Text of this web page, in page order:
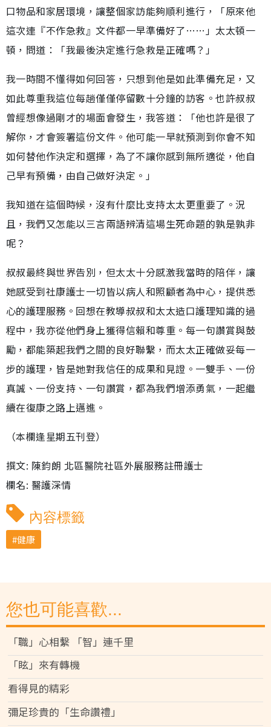
口物品和家居環境，讓整個家訪能夠順利進行，「原來他
這次連『不作急救』文件都一早準備好了……」太太頓一
頓，問道：「我最後決定進行急救是正確嗎？」
我一時間不懂得如何回答，只想到他是如此準備充足，又
如此尊重我這位每趟僅僅停留數十分鐘的訪客。也許叔叔
曾經想像過剛才的場面會發生，我答道：「他也許是很了
解你，才會簽署這份文件。他可能一早就預測到你會不知
如何替他作決定和選擇，為了不讓你感到無所適從，他自
己早有預備，由自己做好決定。」
我知道在這個時候，沒有什麼比支持太太更重要了。況
且，我們又怎能以三言兩語辨清這場生死命題的孰是孰非
呢？
叔叔最終與世界告別，但太太十分感激我當時的陪伴，讓
她感受到社康護士一切皆以病人和照顧者為中心，提供悉
心的護理服務。回想在教導叔叔和太太造口護理知識的過
程中，我亦從他們身上獲得信賴和尊重。每一句讚賞與鼓
勵，都能築起我們之間的良好聯繫，而太太正確做妥每一
步的護理，皆是她對我信任的成果和見證。一雙手、一份
真誠、一份支持、一句讚賞，都為我們增添勇氣，一起繼
續在復康之路上邁進。
（本欄逢星期五刊登）
撰文: 陳鈞朗 北區醫院社區外展服務註冊護士
欄名: 醫護深情
內容標籤
健康
您也可能喜歡...
「職」心相繫 「智」連千里
「眩」來有轉機
看得見的精彩
彌足珍貴的「生命讚禮」